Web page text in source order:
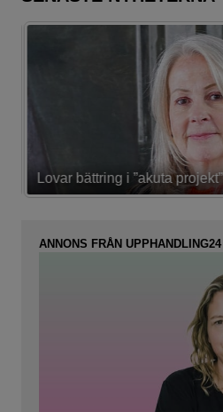
Lovar bättring i ”akuta projekt”
ANNONS FRÅN UPPHANDLING24